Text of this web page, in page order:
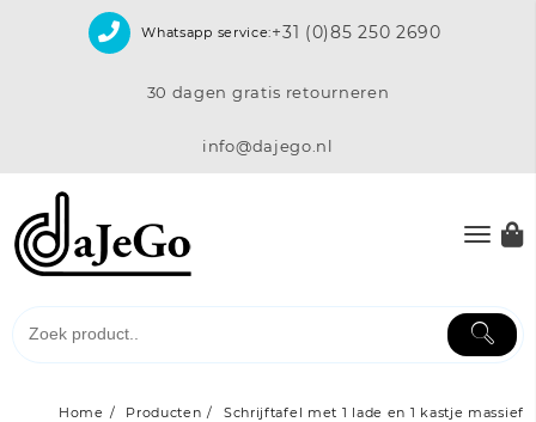
Whatsapp service:+31 (0)85 250 2690
30 dagen gratis retourneren
info@dajego.nl
Home Producten
Schrijftafel met 1 lade en 1 kastje massief